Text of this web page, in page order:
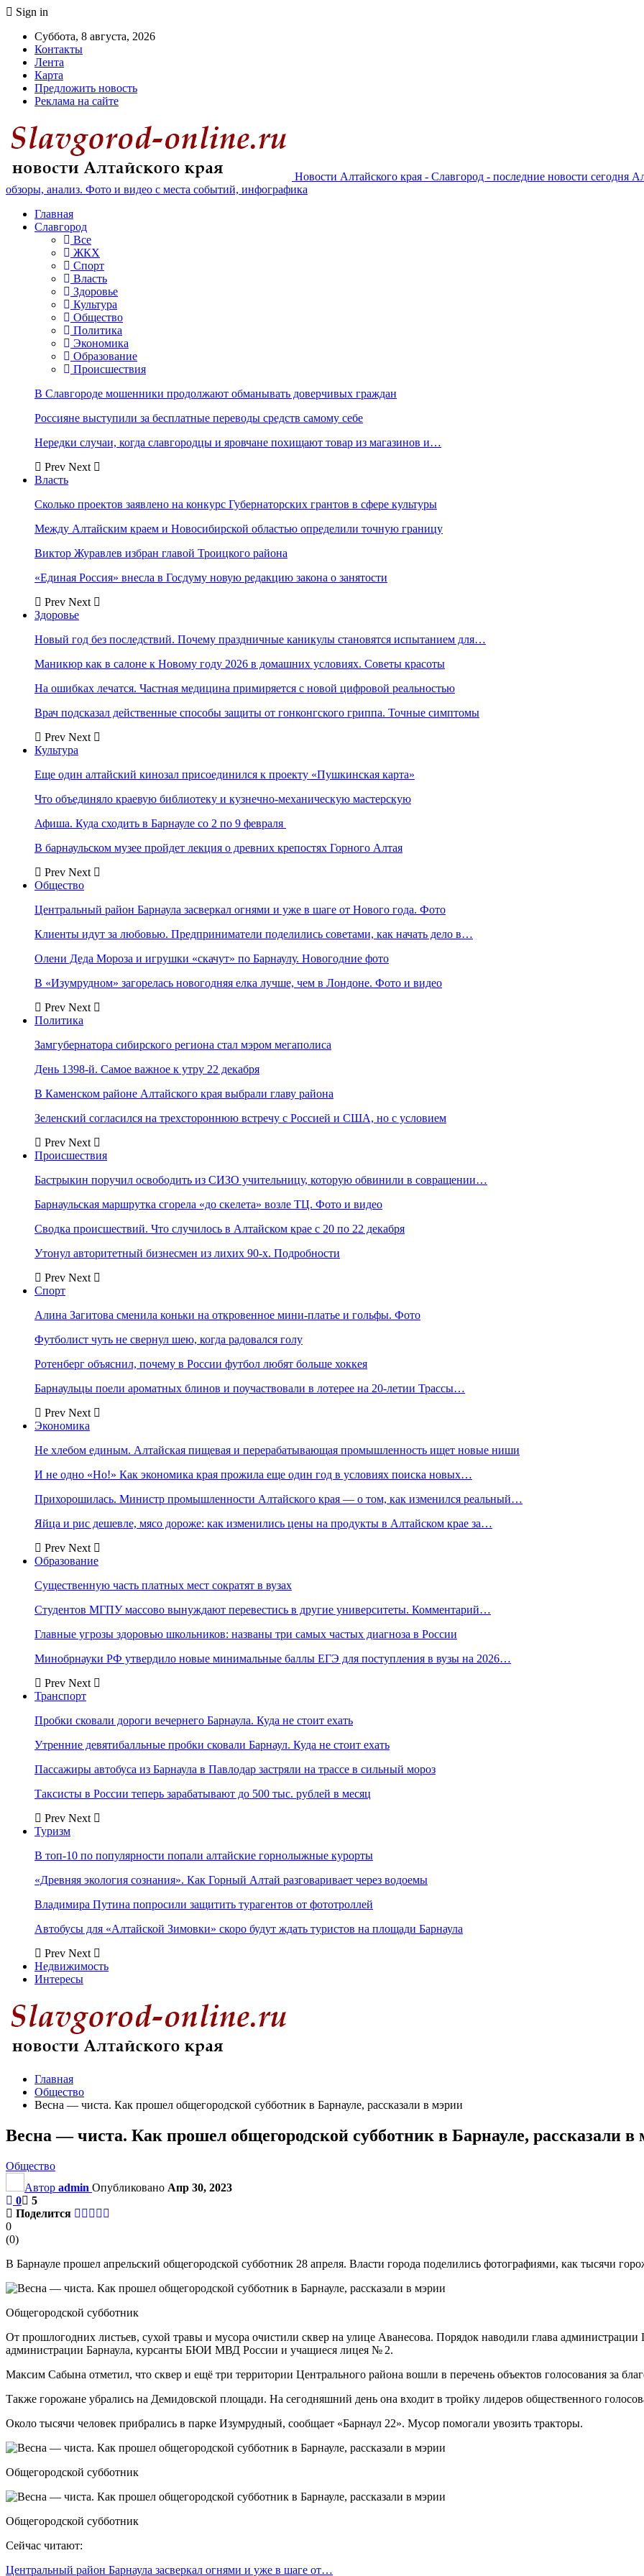
Sign in
Суббота, 8 августа, 2026
Контакты
Лента
Карта
Предложить новость
Реклама на сайте
Новости Алтайского края - Славгород - последние новости сегодня
обзоры, анализ. Фото и видео с места событий, инфографика
Главная
Славгород
Все
ЖКХ
Спорт
Власть
Здоровье
Культура
Общество
Политика
Экономика
Образование
Происшествия
В Славгороде мошенники продолжают обманывать доверчивых граждан
Россияне выступили за бесплатные переводы средств самому себе
Нередки случаи, когда славгородцы и яровчане похищают товар из магазинов и…
Prev Next
Власть
Сколько проектов заявлено на конкурс Губернаторских грантов в сфере культуры
Между Алтайским краем и Новосибирской областью определили точную границу
Виктор Журавлев избран главой Троицкого района
«Единая Россия» внесла в Госдуму новую редакцию закона о занятости
Prev Next
Здоровье
Новый год без последствий. Почему праздничные каникулы становятся испытанием для…
Маникюр как в салоне к Новому году 2026 в домашних условиях. Советы красоты
На ошибках лечатся. Частная медицина примиряется с новой цифровой реальностью
Врач подсказал действенные способы защиты от гонконгского гриппа. Точные симптомы
Prev Next
Культура
Еще один алтайский кинозал присоединился к проекту «Пушкинская карта»
Что объединяло краевую библиотеку и кузнечно-механическую мастерскую
Афиша. Куда сходить в Барнауле со 2 по 9 февраля
В барнаульском музее пройдет лекция о древних крепостях Горного Алтая
Prev Next
Общество
Центральный район Барнаула засверкал огнями и уже в шаге от Нового года. Фото
Клиенты идут за любовью. Предприниматели поделились советами, как начать дело в…
Олени Деда Мороза и игрушки «скачут» по Барнаулу. Новогодние фото
В «Изумрудном» загорелась новогодняя елка лучше, чем в Лондоне. Фото и видео
Prev Next
Политика
Замгубернатора сибирского региона стал мэром мегаполиса
День 1398-й. Самое важное к утру 22 декабря
В Каменском районе Алтайского края выбрали главу района
Зеленский согласился на трехстороннюю встречу с Россией и США, но с условием
Prev Next
Происшествия
Бастрыкин поручил освободить из СИЗО учительницу, которую обвинили в совращении…
Барнаульская маршрутка сгорела «до скелета» возле ТЦ. Фото и видео
Сводка происшествий. Что случилось в Алтайском крае с 20 по 22 декабря
Утонул авторитетный бизнесмен из лихих 90-х. Подробности
Prev Next
Спорт
Алина Загитова сменила коньки на откровенное мини-платье и гольфы. Фото
Футболист чуть не свернул шею, когда радовался голу
Ротенберг объяснил, почему в России футбол любят больше хоккея
Барнаульцы поели ароматных блинов и поучаствовали в лотерее на 20-летии Трассы…
Prev Next
Экономика
Не хлебом единым. Алтайская пищевая и перерабатывающая промышленность ищет новые ниши
И не одно «Но!» Как экономика края прожила еще один год в условиях поиска новых…
Прихорошилась. Министр промышленности Алтайского края — о том, как изменился реальный…
Яйца и рис дешевле, мясо дороже: как изменились цены на продукты в Алтайском крае за…
Prev Next
Образование
Существенную часть платных мест сократят в вузах
Студентов МГПУ массово вынуждают перевестись в другие университеты. Комментарий…
Главные угрозы здоровью школьников: названы три самых частых диагноза в России
Минобрнауки РФ утвердило новые минимальные баллы ЕГЭ для поступления в вузы на 2026…
Prev Next
Транспорт
Пробки сковали дороги вечернего Барнаула. Куда не стоит ехать
Утренние девятибалльные пробки сковали Барнаул. Куда не стоит ехать
Пассажиры автобуса из Барнаула в Павлодар застряли на трассе в сильный мороз
Таксисты в России теперь зарабатывают до 500 тыс. рублей в месяц
Prev Next
Туризм
В топ-10 по популярности попали алтайские горнолыжные курорты
«Древняя экология сознания». Как Горный Алтай разговаривает через водоемы
Владимира Путина попросили защитить турагентов от фототроллей
Автобусы для «Алтайской Зимовки» скоро будут ждать туристов на площади Барнаула
Prev Next
Недвижимость
Интересы
Главная
Общество
Весна — чиста. Как прошел общегородской субботник в Барнауле, рассказали в мэрии
Весна — чиста. Как прошел общегородской субботник в Барнауле, рассказали в
Общество
Автор admin Опубликовано Апр 30, 2023
0
5
Поделится
0
(0)
В Барнауле прошел апрельский общегородской субботник 28 апреля. Власти города поделились фотографиями, как тысячи
Общегородской субботник
От прошлогодних листьев, сухой травы и мусора очистили сквер на улице Аванесова. Порядок наводили глава
администрации Барнаула, курсанты БЮИ МВД России и учащиеся лицея № 2.
Максим Сабына отметил, что сквер и ещё три территории Центрального района вошли в перечень объектов голосования за
Также горожане убрались на Демидовской площади. На сегодняшний день она входит в тройку лидеров общественного
Около тысячи человек прибрались в парке Изумрудный, сообщает «Барнаул 22». Мусор помогали увозить тракторы.
Общегородской субботник
Общегородской субботник
Сейчас читают:
Центральный район Барнаула засверкал огнями и уже в шаге от…